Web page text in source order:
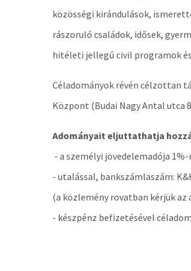
közösségi kirándulások,
rászoruló családok, idősek,
hitéleti jellegű civil programok
Céladományok révén célzottan
Központ (Budai Nagy Antal utca
Adományait eljuttathatja
- a személyi jövedelemadója
- utalással, bankszámlaszám:
(a közlemény rovatban kérjük az
- készpénz befizetésével